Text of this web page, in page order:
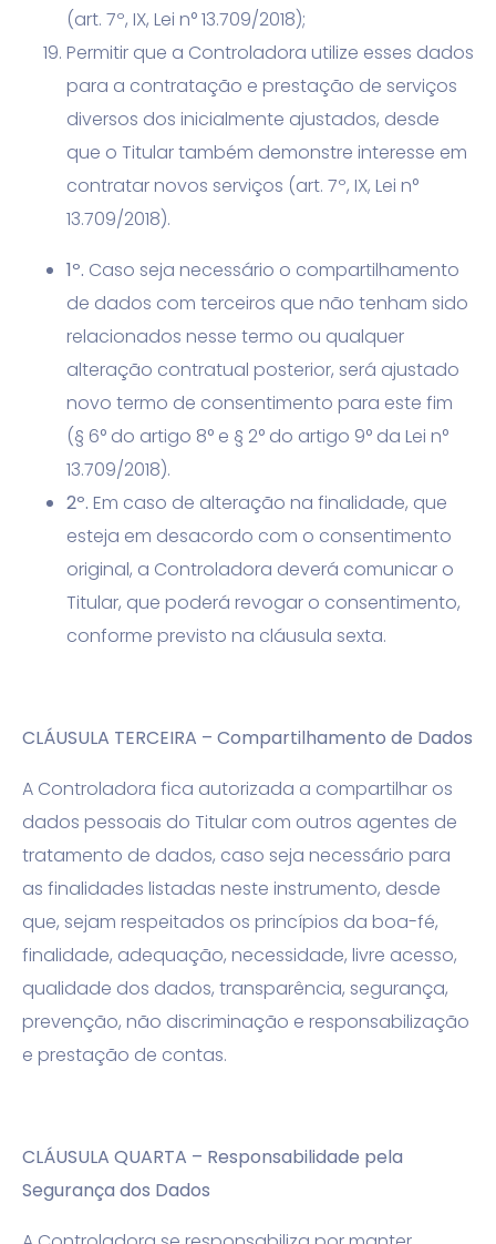
(art. 7º, IX, Lei n° 13.709/2018);
Permitir que a Controladora utilize esses dados
para a contratação e prestação de serviços
diversos dos inicialmente ajustados, desde
que o Titular também demonstre interesse em
contratar novos serviços (art. 7º, IX, Lei n°
13.709/2018).
1º. Caso seja necessário o compartilhamento
de dados com terceiros que não tenham sido
relacionados nesse termo ou qualquer
alteração contratual posterior, será ajustado
novo termo de consentimento para este fim
(§ 6° do artigo 8° e § 2° do artigo 9° da Lei n°
13.709/2018).
2º. Em caso de alteração na finalidade, que
esteja em desacordo com o consentimento
original, a Controladora deverá comunicar o
Titular, que poderá revogar o consentimento,
conforme previsto na cláusula sexta.
CLÁUSULA TERCEIRA – Compartilhamento de Dados
A Controladora fica autorizada a compartilhar os
dados pessoais do Titular com outros agentes de
tratamento de dados, caso seja necessário para
as finalidades listadas neste instrumento, desde
que, sejam respeitados os princípios da boa-fé,
finalidade, adequação, necessidade, livre acesso,
qualidade dos dados, transparência, segurança,
prevenção, não discriminação e responsabilização
e prestação de contas.
CLÁUSULA QUARTA – Responsabilidade pela
Segurança dos Dados